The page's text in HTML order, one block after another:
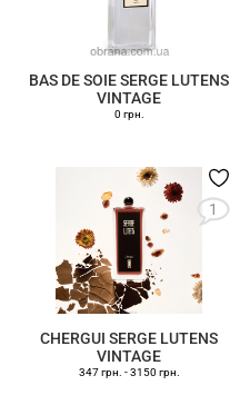
BAS DE SOIE SERGE LUTENS
VINTAGE
0 грн.
1
CHERGUI SERGE LUTENS
VINTAGE
347 грн. -3150 грн.